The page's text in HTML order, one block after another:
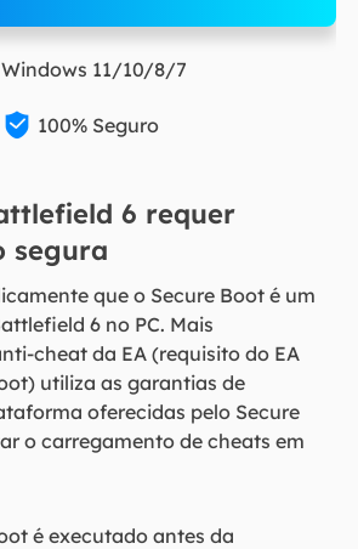
Windows 11/10/8/7
 100% Seguro
6 requer
segura
que o Secure Boot é um
6 no PC. Mais
cheat da EA (requisito do EA
utiliza as garantias de
oferecidas pelo Secure
o carregamento de cheats em
é executado antes da